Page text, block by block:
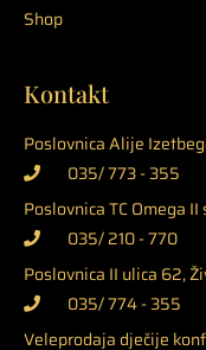
Shop
Kontakt
Poslovnica Alije
035/ 773 - 355
Poslovnica TC Omega II
035/ 210 - 770
Poslovnica II ulica 62,
035/ 774 - 355
Veleprodaja dječije